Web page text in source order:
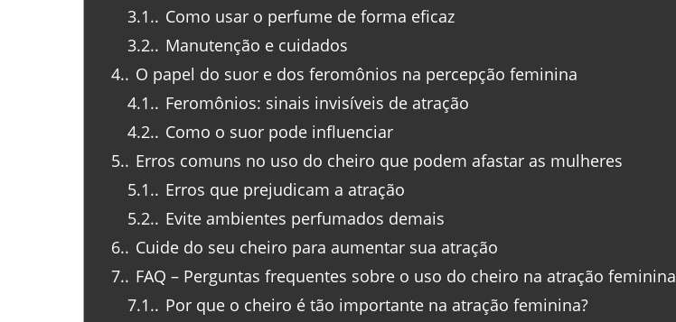
3.1. Como usar o perfume de forma eficaz
3.2. Manutenção e cuidados
4. O papel do suor e dos feromônios na percepção feminina
4.1. Feromônios: sinais invisíveis de atração
4.2. Como o suor pode influenciar
5. Erros comuns no uso do cheiro que podem afastar as mulheres
5.1. Erros que prejudicam a atração
5.2. Evite ambientes perfumados demais
6. Cuide do seu cheiro para aumentar sua atração
7. FAQ – Perguntas frequentes sobre o uso do cheiro na atração feminina
7.1. Por que o cheiro é tão importante na atração feminina?